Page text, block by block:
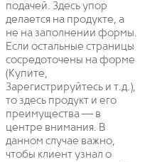
подачей. Здесь упор
делается на продукте, а
не на заполнении формы.
Если остальные страницы
сосредоточены на форме
(Купите,
Зарегистрируйтесь и т.д.),
то здесь продукт и его
преимущества — в
центре внимания. В
данном случае важно,
чтобы клиент узнал о